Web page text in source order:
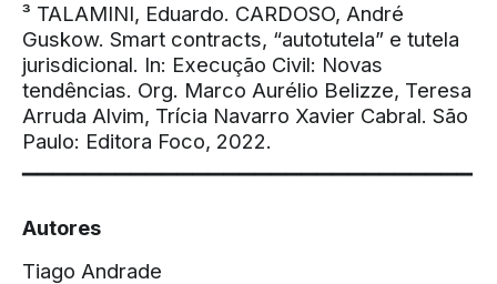
³ TALAMINI, Eduardo. CARDOSO, André
Guskow. Smart contracts, “autotutela” e tutela
jurisdicional. In: Execução Civil: Novas
tendências. Org. Marco Aurélio Belizze, Teresa
Arruda Alvim, Trícia Navarro Xavier Cabral. São
Paulo: Editora Foco, 2022.
▔▔▔▔▔▔▔▔▔▔▔▔▔▔▔▔▔▔▔▔▔▔▔▔▔▔▔▔▔
Autores
Tiago Andrade